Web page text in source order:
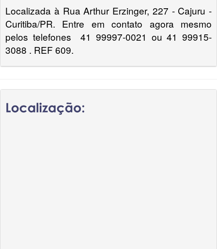
Localizada à Rua Arthur Erzinger, 227 - Cajuru -
Curitiba/PR. Entre em contato agora mesmo
pelos telefones 41 99997-0021 ou 41 99915-
3088 . REF 609.